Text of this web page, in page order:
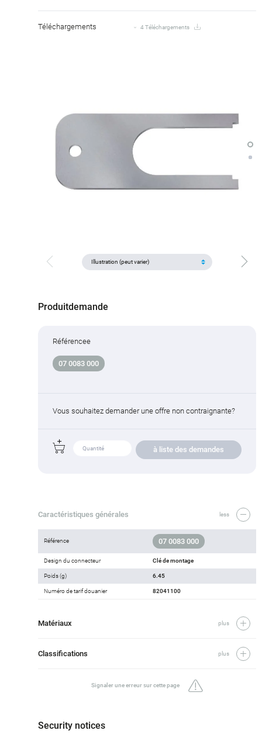
Téléchargements 4 Téléchargements
Produitdemande
Référencee
07 0083 000
Vous souhaitez demander une offre non contraignante?
à liste des demandes
Caractéristiques générales less
Référence 07 0083 000
Design du connecteur Clé de montage
Poids (g) 6.45
Numéro de tarif douanier 82041100
Matériaux plus
Classifications plus
Signaler une erreur sur cette page
Security notices